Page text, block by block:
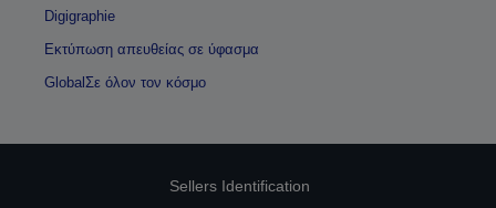
Digigraphie
Εκτύπωση απευθείας σε ύφασμα
GlobalΣε όλον τον κόσμο
Sellers Identification